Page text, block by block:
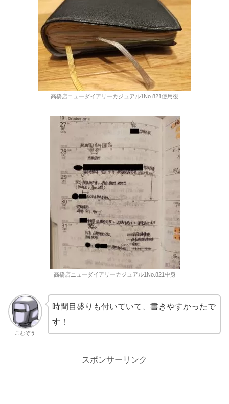
高橋店ニューダイアリーカジュアル1No.821使用後
高橋店ニューダイアリーカジュアル1No.821中身
こむぞう
時間目盛りも付いていて、書きやすかったで
す！
スポンサーリンク